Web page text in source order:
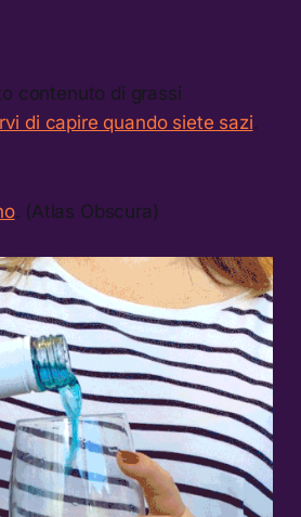
contenuto di grassi
di capire quando siete sazi.
. (Atlas Obscura)